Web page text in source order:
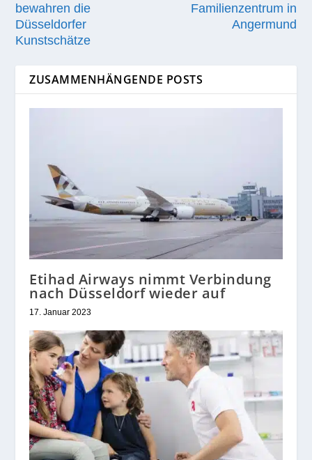
bewahren die
Düsseldorfer
Kunstschätze
Familienzentrum in
Angermund
ZUSAMMENHÄNGENDE POSTS
Etihad Airways nimmt Verbindung
nach Düsseldorf wieder auf
17. Januar 2023